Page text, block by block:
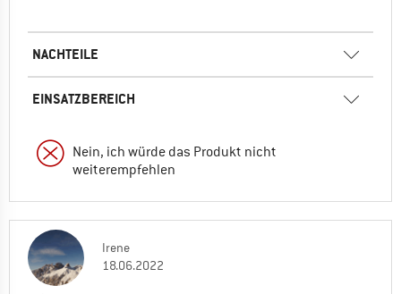
NACHTEILE
EINSATZBEREICH
Nein, ich würde das Produkt nicht
weiterempfehlen
Irene
18.06.2022